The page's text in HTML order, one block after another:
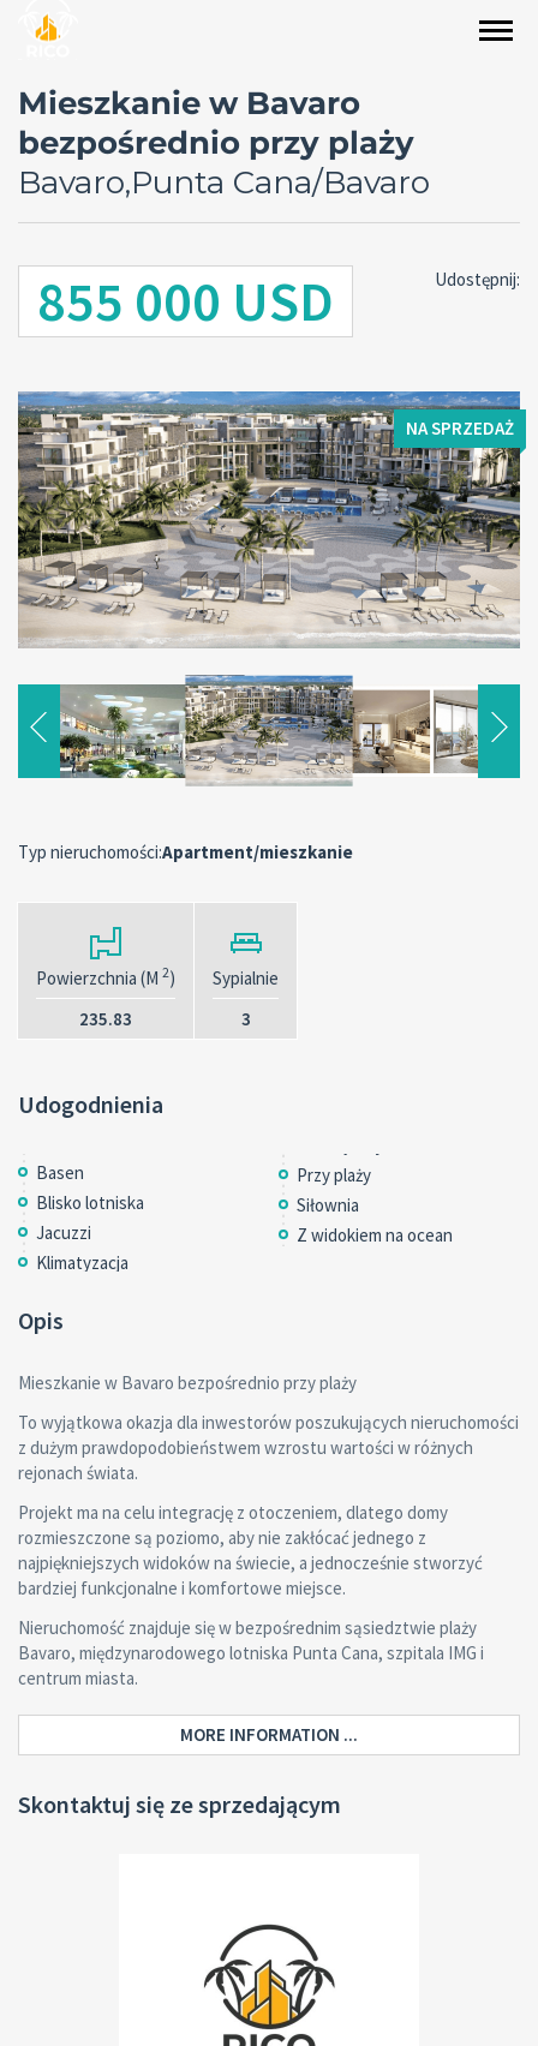
Mieszkanie w Bavaro
bezpośrednio przy plaży
Bavaro,Punta Cana/Bavaro
855 000 USD Udostępnij:
NA SPRZEDAŻ
Typ nieruchomości:Apartment/mieszkanie
Powierzchnia (M 2)
235.83
Sypialnie
3
Udogodnienia
Basen
Blisko lotniska
Jacuzzi
Klimatyzacja
Przy plaży
Siłownia
Z widokiem na ocean
Opis
Mieszkanie w Bavaro bezpośrednio przy plaży
To wyjątkowa okazja dla inwestorów poszukujących nieruchomości
z dużym prawdopodobieństwem wzrostu wartości w różnych
rejonach świata.
Projekt ma na celu integrację z otoczeniem, dlatego domy
rozmieszczone są poziomo, aby nie zakłócać jednego z
najpiękniejszych widoków na świecie, a jednocześnie stworzyć
bardziej funkcjonalne i komfortowe miejsce.
Nieruchomość znajduje się w bezpośrednim sąsiedztwie plaży
Bavaro, międzynarodowego lotniska Punta Cana, szpitala IMG i
centrum miasta.
MORE INFORMATION ...
Skontaktuj się ze sprzedającym